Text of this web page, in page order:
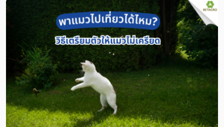
ตัวพาสุนัขเดินทาง ไม่ใช่การวินิจฉัยหรือการรักษาโรค หากสุนัข
มีโรคประจำตัว มีอาการผิดปกติ หรือจำเป็นต้องใช้ยา ควร
ปรึกษาสัตวแพทย์ก่อนเดินทางทุกครั้ง สารบัญเนื้อหา พาหมา
เที่ยวได้ไหม? เช็กก่อนออกทริป หมาแบบไหนเหมาะกับการ
เที่ยว? พาหมาเที่ยวต้องเตรียมอะไรบ้าง? พาหมาเดินทางไกล
ด้วยรถยนต์ ต้องดูแลอย่างไร? หมาเมารถดูอย่างไร และช่วย
ลดอาการได้อย่างไร? ควรให้อาหารหมาก่อนเดินทางไหม?
เลือกที่พัก Pet-Friendly ต้องเช็กอะไรบ้าง? ถึงที่พักแล้วควร
ทำอย่างไรให้สุนัขปรับตัว? พาหมาเที่ยวกับฝากเลี้ยง แบบไหน
ดีกว่า? โภชนาการระหว่างทริปสำคัญอย่างไร? ข้อควรระวัง
เมื่อพาหมาเที่ยว สรุป พาหมาเที่ยวอย่างไรให้ปลอดภัยและสนุก
ตลอดทริป คำถามที่พบบ่อยเกี […]